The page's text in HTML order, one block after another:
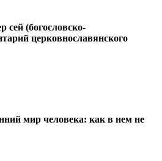
сей (богословско-
церковнославянского
мир человека: как в нем не